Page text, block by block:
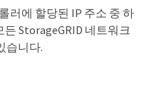
러에 할당된 IP 주소 중 하
StorageGRID 네트워크
습니다.